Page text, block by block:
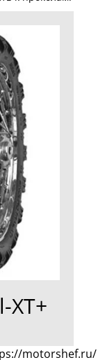
XT+
motorshef.ru/